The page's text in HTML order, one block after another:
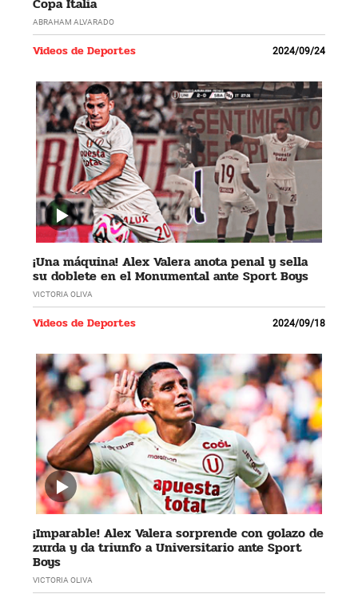
ABRAHAM ALVARADO
Videos de Deportes 2024/09/24
¡Una máquina! Alex Valera anota penal y sella
su doblete en el Monumental ante Sport Boys
VICTORIA OLIVA
Videos de Deportes 2024/09/18
¡Imparable! Alex Valera sorprende con golazo de
zurda y da triunfo a Universitario ante Sport
Boys
VICTORIA OLIVA